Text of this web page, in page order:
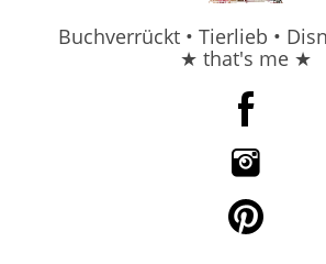
Buchverrückt • Tierlieb •
★ that's me ★